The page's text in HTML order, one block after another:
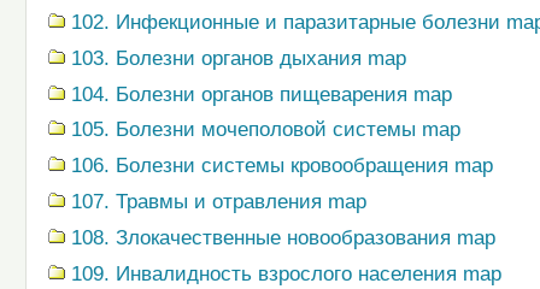
102. Инфекционные и паразитарные болезни
103. Болезни органов дыхания map
104. Болезни органов пищеварения map
105. Болезни мочеполовой системы map
106. Болезни системы кровообращения map
107. Травмы и отравления map
108. Злокачественные новообразования map
109. Инвалидность взрослого населения map